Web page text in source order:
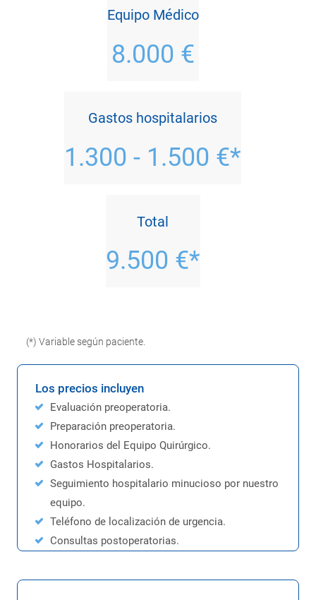
Equipo Médico
8.000 €
Gastos hospitalarios
1.300 - 1.500 €*
Total
9.500 €*
(*) Variable según paciente.
Los precios incluyen
Evaluación preoperatoria.
Preparación preoperatoria.
Honorarios del Equipo Quirúrgico.
Gastos Hospitalarios.
Seguimiento hospitalario minucioso por nuestro
equipo.
Teléfono de localización de urgencia.
Consultas postoperatorias.